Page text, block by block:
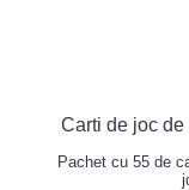
Carti de joc
Pachet cu 55 de